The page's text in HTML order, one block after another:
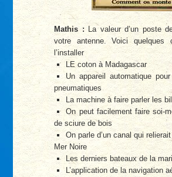
Mathis :La valeur d’un poste
votre antenne. Voici quelques
l’installer
LE coton à Madagascar
Un appareil automatique
pneumatiques
La machine à faire parler les
On peut facilement faire soi-
de sciure de bois
On parle d’un canal qui
Mer Noire
Les derniers bateaux de la
L’application de la navigation